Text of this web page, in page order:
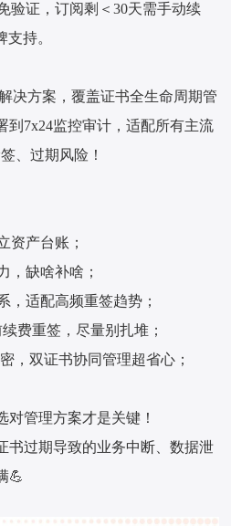
验证，订阅剩＜30天需手动续
持。
决方案，覆盖证书全生命周期管
到7x24监控审计，适配所有主流
、过期风险！
资产台账；
，缺啥补啥；
，适配高频重签趋势；
费重签，尽量别扎堆；
，双证书协同管理超省心；
对管理方案才是关键！
书过期导致的业务中断、数据泄
💪